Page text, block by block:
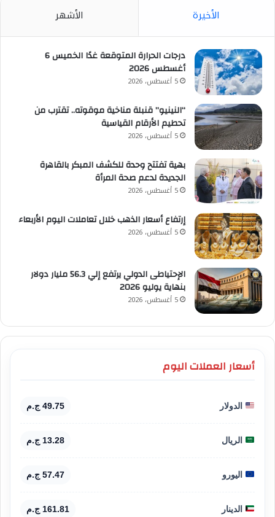
الأخيرة الأشهر
درجات الحرارة المتوقعة غدًا الخميس 6
أغسطس 2026
5 أغسطس، 2026
“النينيو” قنبلة مناخية موقوته.. تقترب من
تحطيم الأرقام القياسية
5 أغسطس، 2026
بهية تفتتح وحدة للكشف المبكر بالقاهرة
الجديدة لدعم صحة المرأة
5 أغسطس، 2026
إرتفاع أسعار الذهب خلال تعاملات اليوم الأربعاء
5 أغسطس، 2026
الإحتياطى الدولي يرتفع إلي 56.3 مليار دولار
بنهاية يوليو 2026
5 أغسطس، 2026
أسعار العملات اليوم
الدولار 49.75 ج.م
الريال 13.28 ج.م
اليورو 57.47 ج.م
الدينار 161.81 ج.م